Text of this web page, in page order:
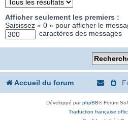
Afficher seulement les premiers :
Saisissez « 0 » pour afficher le
caractères des messages
Accueil du forum
Développé parphpBB® Forum
Traduction française